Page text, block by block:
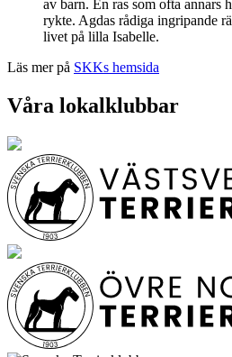
av barn. En ras som ofta annars
rykte. Agdas rådiga ingripande
livet på lilla Isabelle.
Läs mer på SKKs hemsida
Våra lokalklubbar